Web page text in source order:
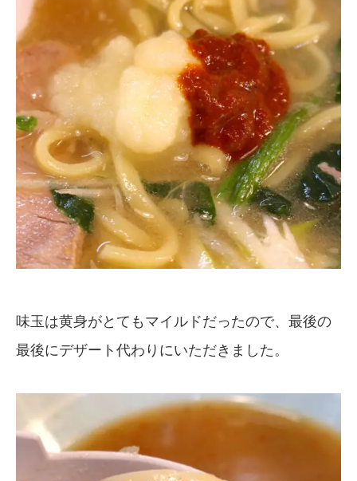
味玉は黄身がとてもマイルドだったので、最後の
最後にデザート代わりにいただきました。